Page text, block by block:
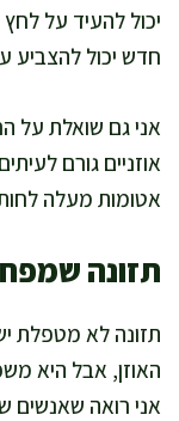
יכול להעיד על
חדש יכול להצביע
אני גם שואלת על
אוזניים גורם
אטומות מעלה
תזונה
תזונה לא מטפלת
האוזן, אבל היא
אני רואה שאנשים